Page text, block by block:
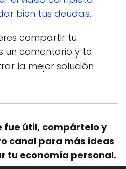
bien tus deudas.
compartir tu
un comentario y te
la mejor solución
fue útil, compártelo y
canal para más ideas
tu economía personal.